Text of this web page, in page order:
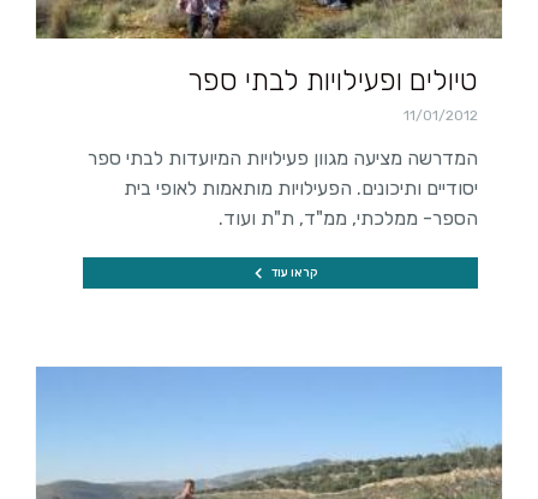
טיולים ופעילויות לבתי ספר
11/01/2012
המדרשה מציעה מגוון פעילויות המיועדות לבתי ספר
יסודיים ותיכונים. הפעילויות מותאמות לאופי בית
הספר- ממלכתי, ממ"ד, ת"ת ועוד.
קראו עוד